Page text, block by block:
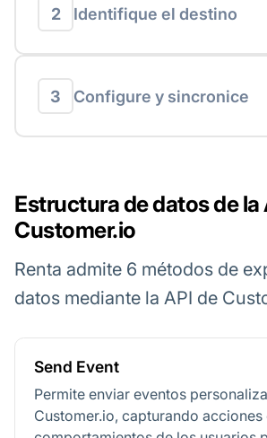
2 Identifique el destino
3 Configure y sincronice
Estructura de datos de la
Customer.io
Renta admite 6 métodos de
datos mediante la API de
Send Event
Permite enviar eventos
Customer.io, capturando acciones